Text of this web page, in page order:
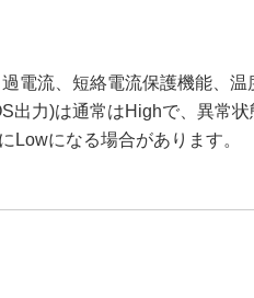
電流、短絡電流保護機能、温
出力)は通常はHighで、異常
になる場合があります。